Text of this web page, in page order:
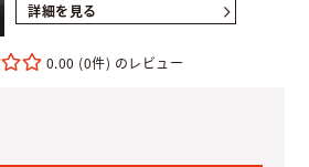
詳細を見る
0.00 (0件)